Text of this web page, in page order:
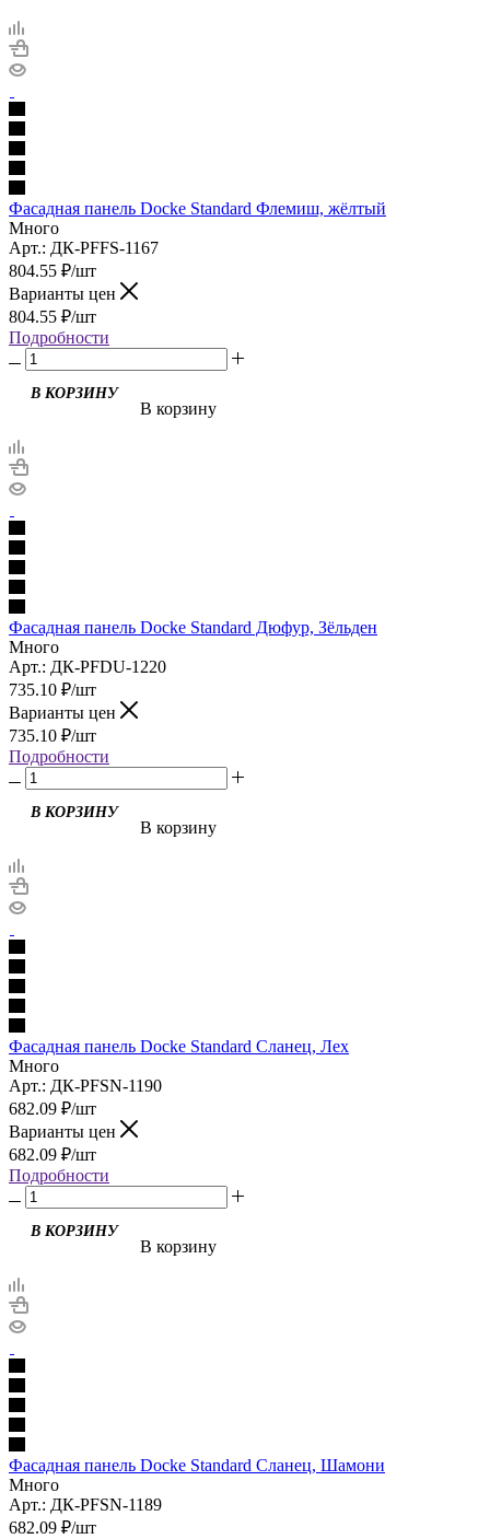
Фасадная панель Docke Standard Флемиш, жёлтый
Много
Арт.: ДК-PFFS-1167
804.55 ₽/шт
Варианты цен
804.55 ₽/шт
Подробности
В корзину
Фасадная панель Docke Standard Дюфур, Зёльден
Много
Арт.: ДК-PFDU-1220
735.10 ₽/шт
Варианты цен
735.10 ₽/шт
Подробности
В корзину
Фасадная панель Docke Standard Сланец, Лех
Много
Арт.: ДК-PFSN-1190
682.09 ₽/шт
Варианты цен
682.09 ₽/шт
Подробности
В корзину
Фасадная панель Docke Standard Сланец, Шамони
Много
Арт.: ДК-PFSN-1189
682.09 ₽/шт